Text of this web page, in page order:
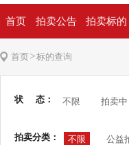
首页 拍卖公告 拍卖标的
首页>标的查询
状 态： 不限 拍卖中
拍卖分类： 不限 公益